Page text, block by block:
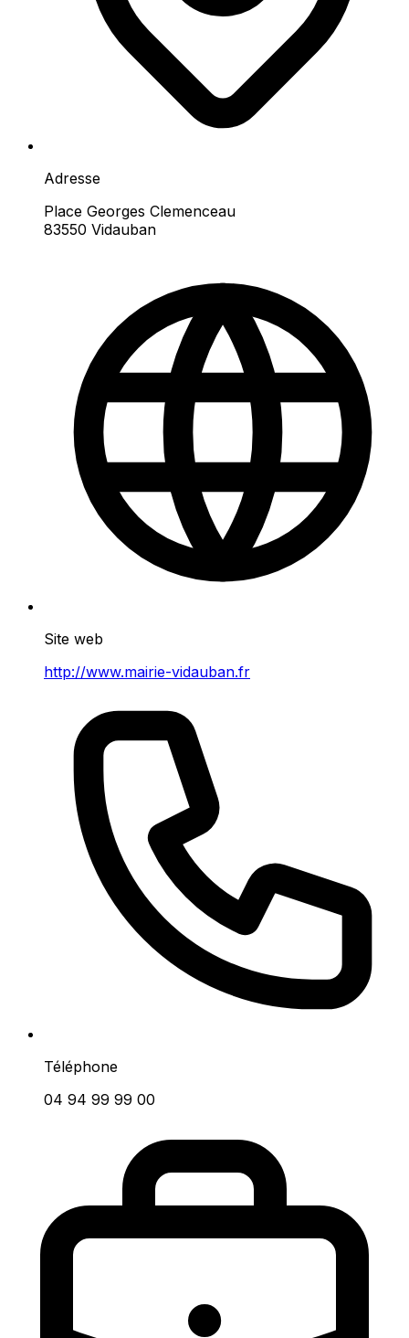
Adresse
Place Georges Clemenceau
83550 Vidauban
Site web
http://www.mairie-vidauban.fr
Téléphone
04 94 99 99 00